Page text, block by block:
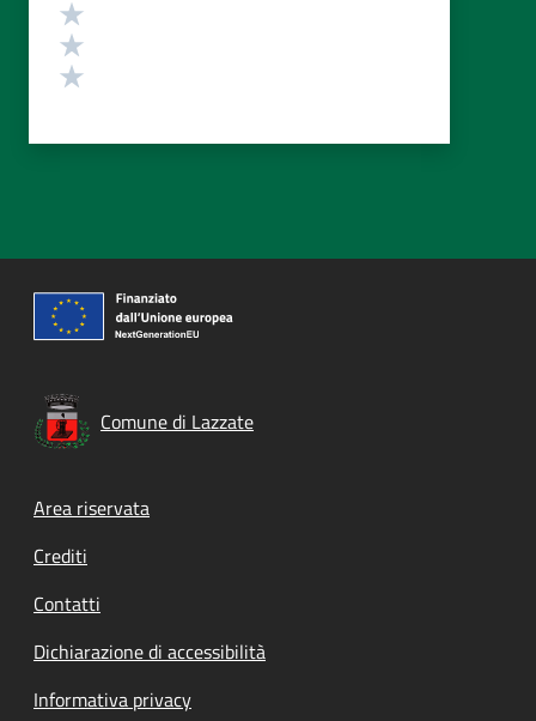
Comune di Lazzate
Footer menu
Area riservata
Crediti
Contatti
Dichiarazione di accessibilità
Informativa privacy